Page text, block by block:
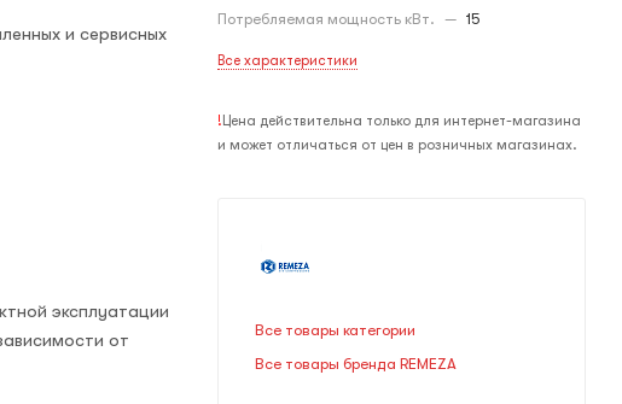
и сервисных
эксплуатации
от
Потребляемая мощность кВт. — 15
Все характеристики
! Цена действительна только для интернет-магазина
и может отличаться от цен в розничных магазинах.
Все товары категории
Все товары бренда REMEZA